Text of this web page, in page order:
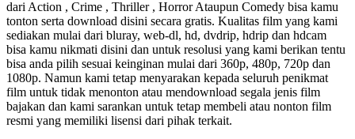
dari Action , Crime , Thriller , Horror Ataupun Comedy bisa kamu
tonton serta download disini secara gratis. Kualitas film yang kami
sediakan mulai dari bluray, web-dl, hd, dvdrip, hdrip dan hdcam
bisa kamu nikmati disini dan untuk resolusi yang kami berikan tentu
bisa anda pilih sesuai keinginan mulai dari 360p, 480p, 720p dan
1080p. Namun kami tetap menyarakan kepada seluruh penikmat
film untuk tidak menonton atau mendownload segala jenis film
bajakan dan kami sarankan untuk tetap membeli atau nonton film
resmi yang memiliki lisensi dari pihak terkait.